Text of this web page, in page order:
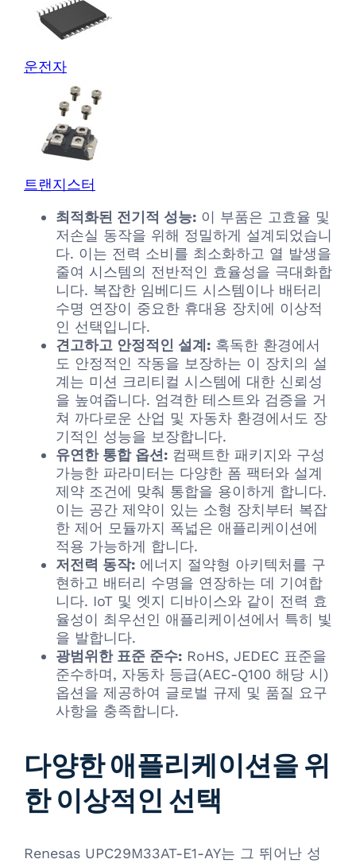
운전자
트랜지스터
최적화된 전기적 성능: 이 부품은 고효율 및
저손실 동작을 위해 정밀하게 설계되었습니
다. 이는 전력 소비를 최소화하고 열 발생을
줄여 시스템의 전반적인 효율성을 극대화합
니다. 복잡한 임베디드 시스템이나 배터리
수명 연장이 중요한 휴대용 장치에 이상적
인 선택입니다.
견고하고 안정적인 설계: 혹독한 환경에서
도 안정적인 작동을 보장하는 이 장치의 설
계는 미션 크리티컬 시스템에 대한 신뢰성
을 높여줍니다. 엄격한 테스트와 검증을 거
쳐 까다로운 산업 및 자동차 환경에서도 장
기적인 성능을 보장합니다.
유연한 통합 옵션: 컴팩트한 패키지와 구성
가능한 파라미터는 다양한 폼 팩터와 설계
제약 조건에 맞춰 통합을 용이하게 합니다.
이는 공간 제약이 있는 소형 장치부터 복잡
한 제어 모듈까지 폭넓은 애플리케이션에
적용 가능하게 합니다.
저전력 동작: 에너지 절약형 아키텍처를 구
현하고 배터리 수명을 연장하는 데 기여합
니다. IoT 및 엣지 디바이스와 같이 전력 효
율성이 최우선인 애플리케이션에서 특히 빛
을 발합니다.
광범위한 표준 준수: RoHS, JEDEC 표준을
준수하며, 자동차 등급(AEC-Q100 해당 시)
옵션을 제공하여 글로벌 규제 및 품질 요구
사항을 충족합니다.
다양한 애플리케이션을 위
한 이상적인 선택
Renesas UPC29M33AT-E1-AY는 그 뛰어난 성